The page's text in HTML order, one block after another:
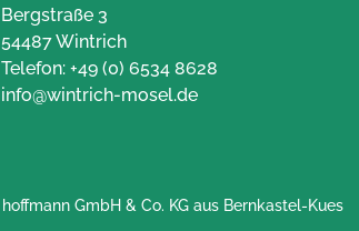
Bergstraße 3
54487 Wintrich
Telefon: +49 (0) 6534 8628
info@wintrich-mosel.de
hoffmann GmbH & Co. KG aus Bernkastel-Kues